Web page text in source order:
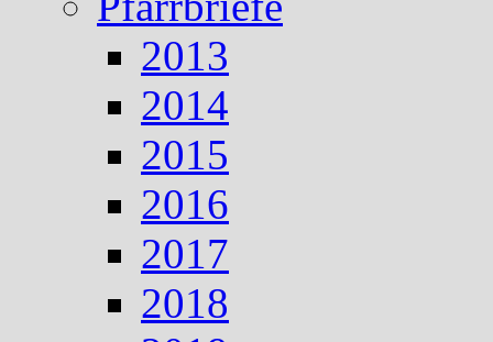
2013
2014
2015
2016
2017
2018